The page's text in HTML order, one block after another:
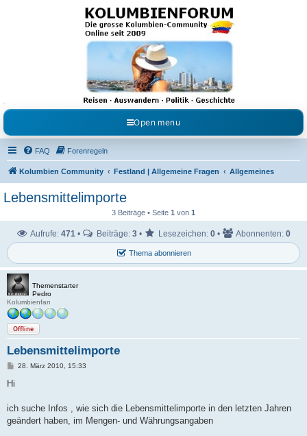
Kolumbienforum - Das
grosse Forum der
Freunde Kolumbiens
Reisen, Auswandern, Kultur, Politik, Geschichte und Visum in Kolumbien und Venezuela.
Austausch, Erfahrungen und Gemeinschaft im Kolumbienforum
Open menu
FAQ Forenregeln
Kolumbien Community Festland | Allgemeine Fragen Allgemeines
Lebensmittelimporte
3 Beiträge • Seite 1 von 1
Thema abonnieren
Aufrufe: 471 • Beiträge: 3 • Lesezeichen: 0 • Abonnenten: 0
Themenstarter
Pedro
Kolumbienfan
Offline
Lebensmittelimporte
B
a
28. März 2010, 15:33
Hi
ich suche Infos , wie sich die Lebensmittelimporte in den letzten Jahren
geändert haben, im Mengen- und Währungsangaben